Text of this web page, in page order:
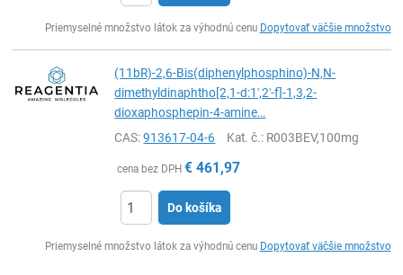
Priemyselné množstvo látok za výhodnú cenu Dopytovať väčšie množstvo
(11bR)-2,6-Bis(diphenylphosphino)-N,N-
dimethyldinaphtho[2,1-d:1′,2′-f]-1,3,2-
dioxaphosphepin-4-amine…
CAS:913617-04-6 Kat. č.: R003BEV,100mg
cena bez DPH € 461,97
Do košíka
Priemyselné množstvo látok za výhodnú cenu Dopytovať väčšie množstvo